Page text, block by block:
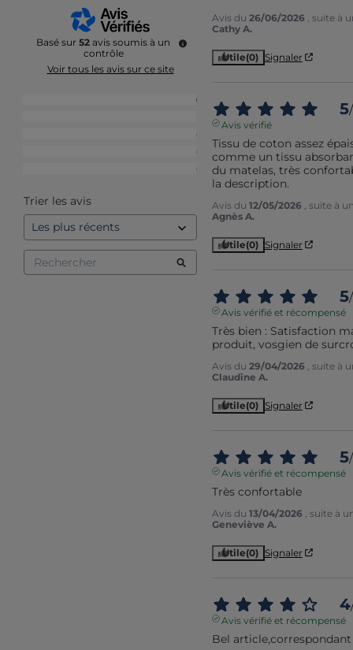
Basé sur 52 avis soumis à un
contrôle
Voir tous les avis sur ce site
49
0
0
0
Trier les avis
Avis du 26/06/2026
, suite à
Cathy A.
Utile(0) Signaler
5/
Avis vérifié
Tissu de coton assez
comme un tissu
du matelas, très
la description.
Avis du 12/05/2026
, suite à
Agnès A.
Utile(0) Signaler
5/
Avis vérifié et récompensé
Très bien : Satisfaction
produit, vosgien de
Avis du 29/04/2026
, suite à
Claudine A.
Utile(0) Signaler
5/
Avis vérifié et récompensé
Très confortable
Avis du 13/04/2026
, suite à
Geneviève A.
Utile(0) Signaler
4
Avis vérifié et récompensé
Bel